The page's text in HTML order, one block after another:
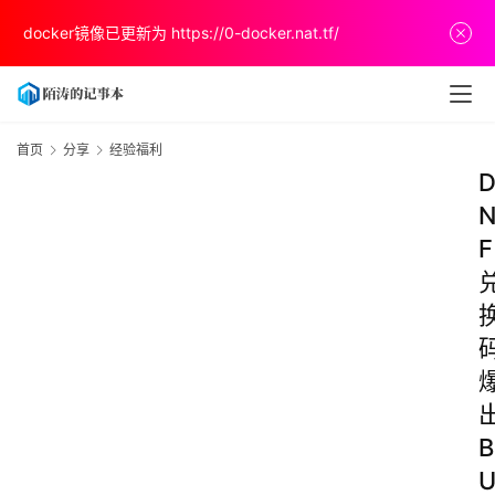
docker镜像已更新为 https://0-docker.nat.tf/
首页 分享 经验福利
D
N
F
B
U